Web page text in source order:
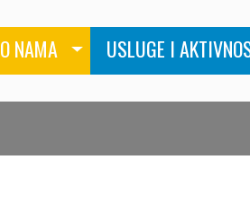
O NAMA USLUGE I